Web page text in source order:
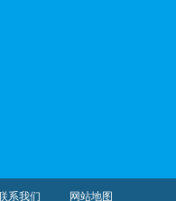
系我们 网站地图